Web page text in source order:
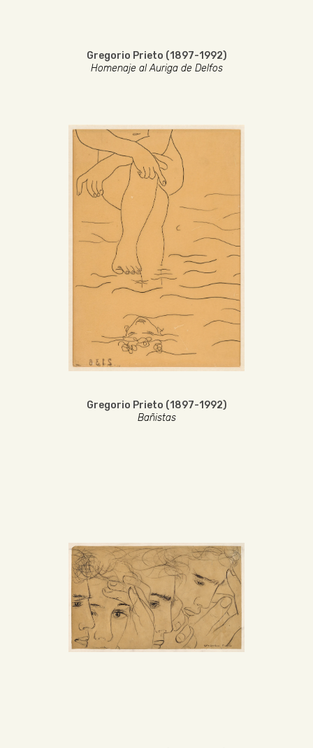
Gregorio Prieto (1897-1992)
Homenaje al Auriga de Delfos
Gregorio Prieto (1897-1992)
Bañistas